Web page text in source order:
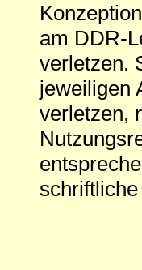
am DDR-
verletzen.
jeweiligen
verletzen,